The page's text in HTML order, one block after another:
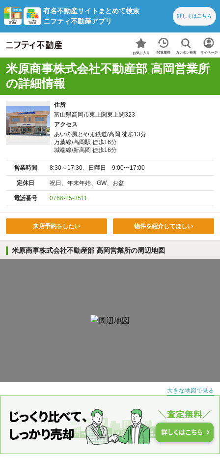
有名不動産サイトまとめて検索
ニフティ不動産アプリ
詳しくはこちら
お気に入り 閲覧履歴 カンタン検索 マイページ
米原商事株式会社不動産部 高岡営業所
の詳細情報
住所
富山県高岡市東上関東上関323
アクセス
あいの風とやま鉄道/高岡 徒歩13分
万葉線/高岡駅 徒歩16分
城端線/新高岡 徒歩16分
営業時間 8:30～17:30、日曜日 9:00〜17:00
定休日 祝日、年末年始、GW、お盆
電話番号 0766-25-8511
来店予約をしたい 物件を紹介してほしい
米原商事株式会社不動産部 高岡営業所の周辺地図
大きな地図で見る